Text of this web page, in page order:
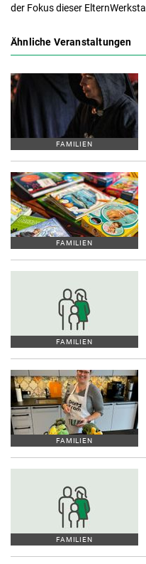
der Fokus dieser
Ähnliche Veranstaltungen
FAMILIEN
FAMILIEN
FAMILIEN
FAMILIEN
FAMILIEN